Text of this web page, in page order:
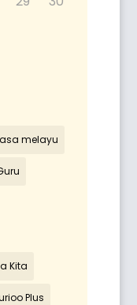
melayu
Kita
Plus